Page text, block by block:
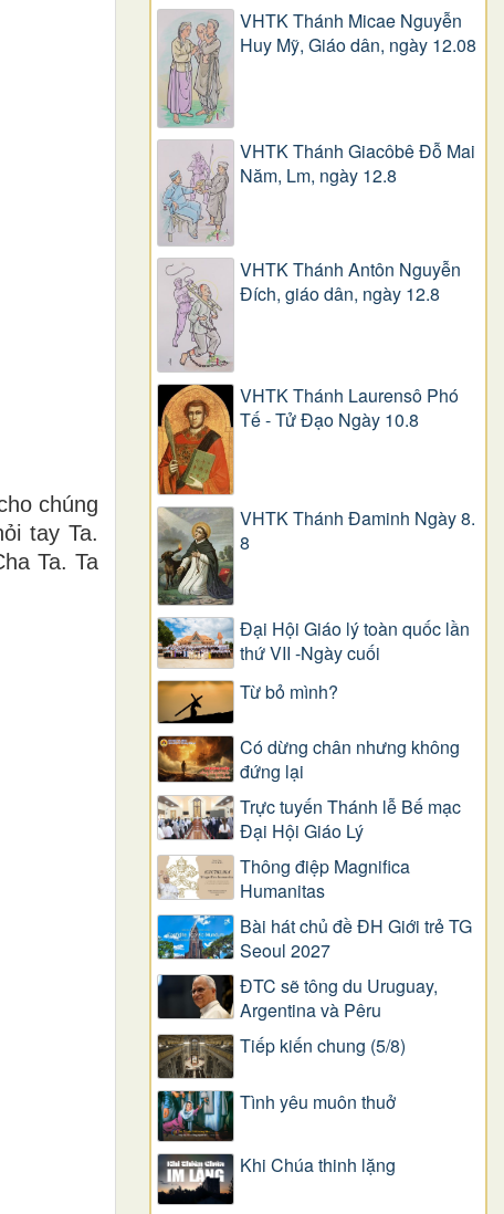
chúng
tay Ta.
Ta. Ta
VHTK Thánh Micae Nguyễn
Huy Mỹ, Giáo dân, ngày 12.08
VHTK Thánh Giacôbê Ðỗ Mai
Năm, Lm, ngày 12.8
VHTK Thánh Antôn Nguyễn
Ðích, giáo dân, ngày 12.8
VHTK Thánh Laurensô Phó
Tế - Tử Đạo Ngày 10.8
VHTK Thánh Đaminh Ngày 8.
8
Đại Hội Giáo lý toàn quốc lần
thứ VII -Ngày cuối
Từ bỏ mình?
Có dừng chân nhưng không
đứng lại
Trực tuyến Thánh lễ Bế mạc
Đại Hội Giáo Lý
Thông điệp Magnifica
Humanitas
Bài hát chủ đề ĐH Giới trẻ TG
Seoul 2027
ĐTC sẽ tông du Uruguay,
Argentina và Pêru
Tiếp kiến chung (5/8)
Tình yêu muôn thuở
Khi Chúa thinh lặng